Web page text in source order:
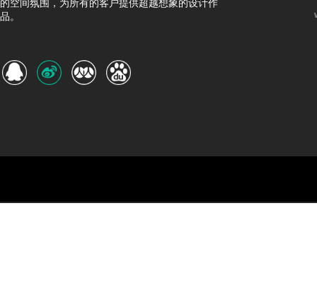
的空间氛围，为所有的客户提供超越想象的设计作
品。